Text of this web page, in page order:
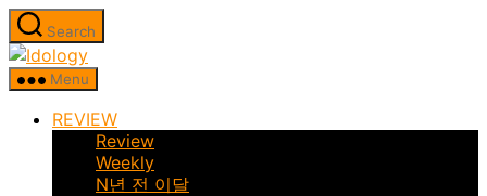
Skip
to
the
content
Search
Idology
Menu
REVIEW
Review
Weekly
N년 전 이달